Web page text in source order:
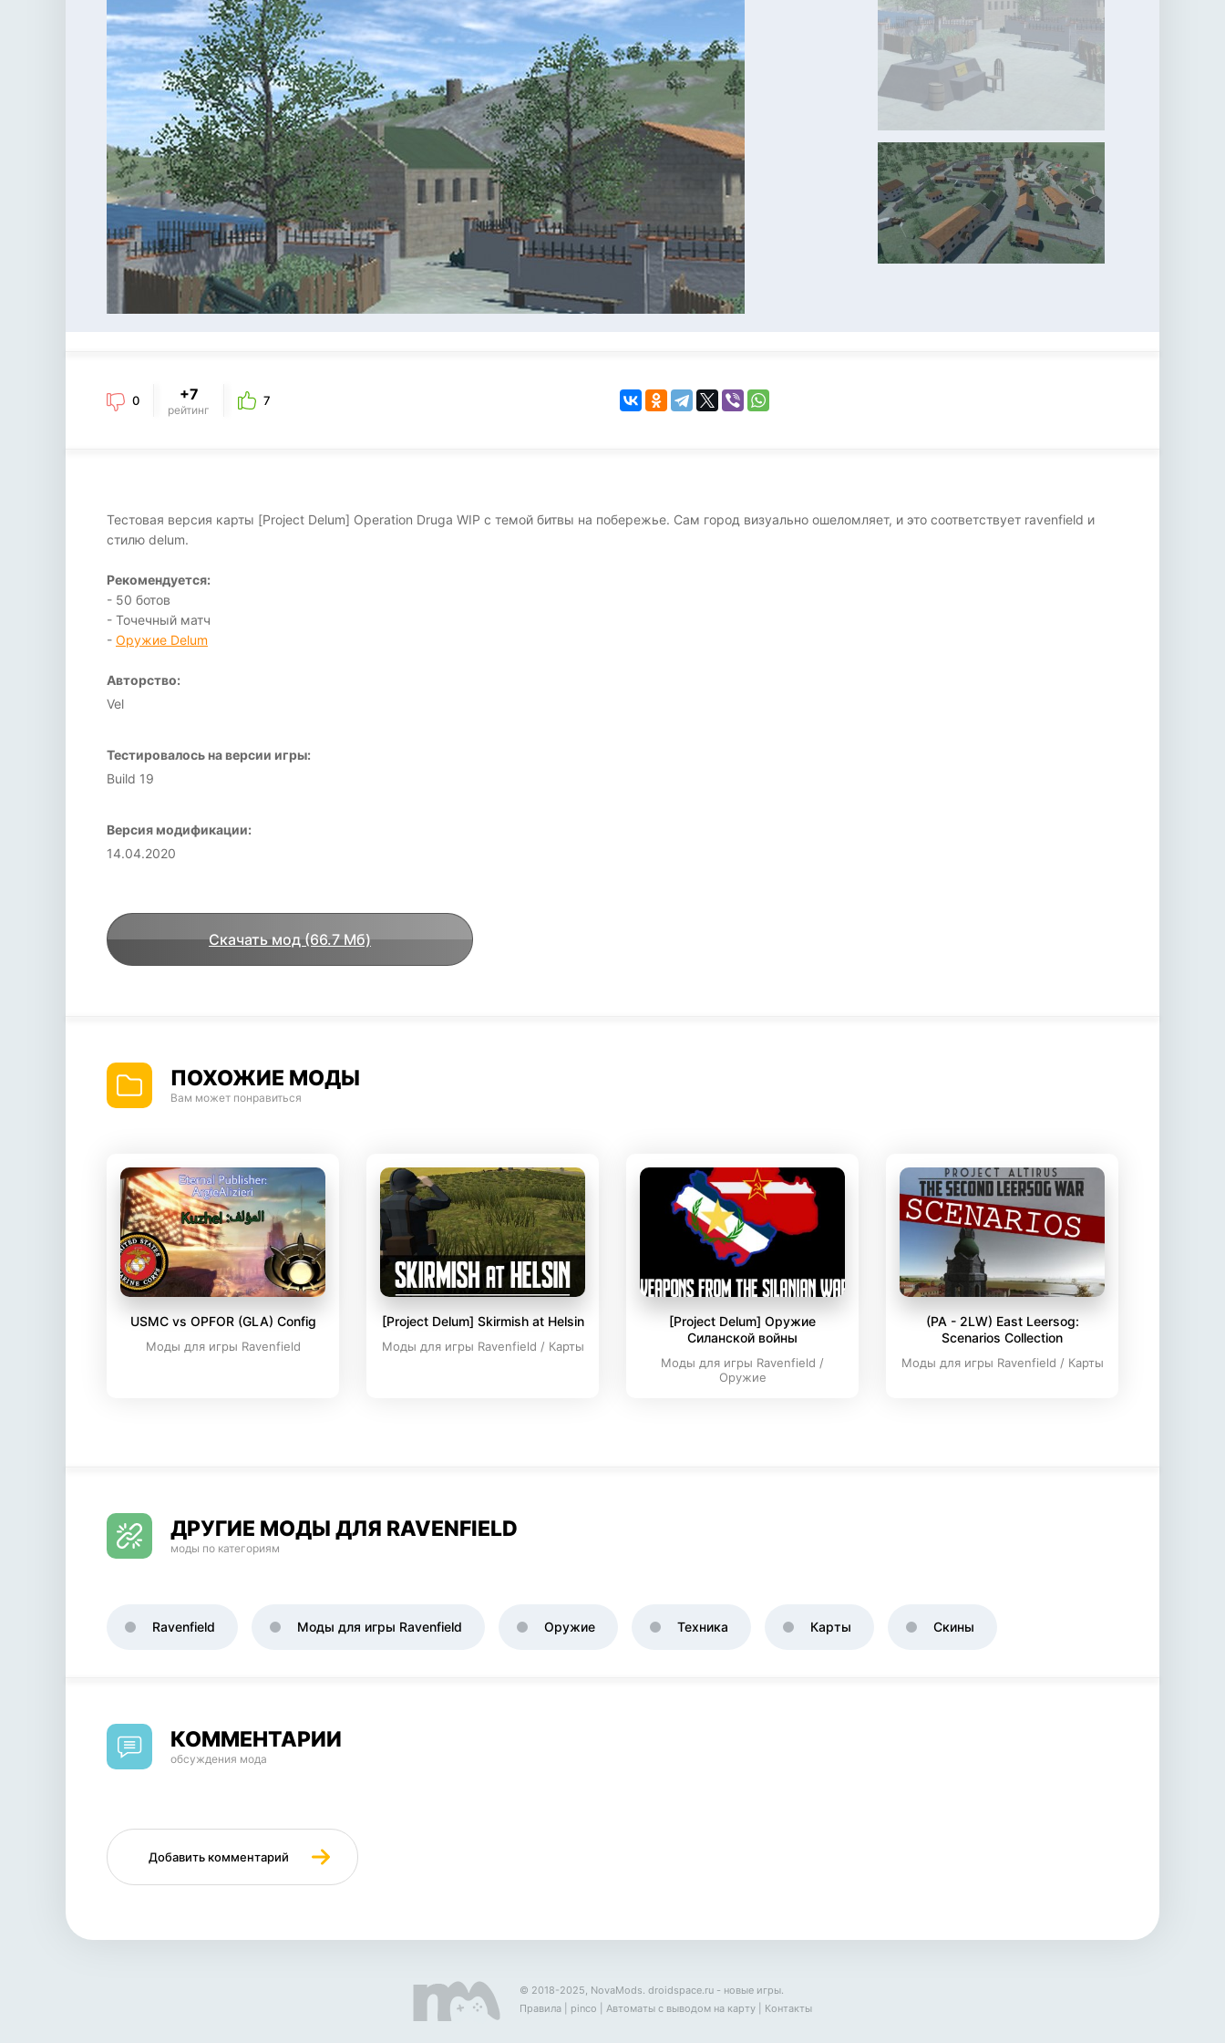
KINGDOM COME:
DELIVERANCE
бродилка
экшн
0 +7
рейтинг
7
Тестовая версия карты [Project Delum] Operation Druga WIP с темой битвы на побережье. Сам город визуально ошеломляет, и это соответствует ravenfield и
стилю delum.
Рекомендуется:
- 50 ботов
- Точечный матч
- Оружие Delum
Авторство:
Vel
Тестировалось на версии игры:
Build 19
Версия модификации:
14.04.2020
Скачать мод (66.7 Мб)
ПОХОЖИЕ МОДЫ
Вам может понравиться
USMC vs OPFOR (GLA) Config
Моды для игры Ravenfield
[Project Delum] Skirmish at Helsin
Моды для игры Ravenfield / Карты
[Project Delum] Оружие
Силанской войны
Моды для игры Ravenfield /
Оружие
(PA - 2LW) East Leersog:
Scenarios Collection
Моды для игры Ravenfield / Карты
ДРУГИЕ МОДЫ ДЛЯ RAVENFIELD
моды по категориям
Ravenfield Моды для игры Ravenfield Оружие Техника Карты Скины
КОММЕНТАРИИ
обсуждения мода
Добавить комментарий
© 2018-2025, NovaMods. droidspace.ru - новые игры.
Правила
pinco Автоматы с выводом на карту Контакты